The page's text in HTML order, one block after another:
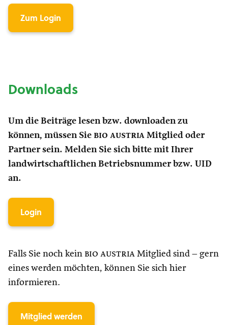
Zum Login
Downloads
Um die Beiträge lesen bzw. downloaden zu
können, müssen Sie bio austria Mitglied oder
Partner sein. Melden Sie sich bitte mit Ihrer
landwirtschaftlichen Betriebsnummer bzw. UID
an.
Login
Falls Sie noch kein bio austria Mitglied sind – gern
eines werden möchten, können Sie sich hier
informieren.
Mitglied werden